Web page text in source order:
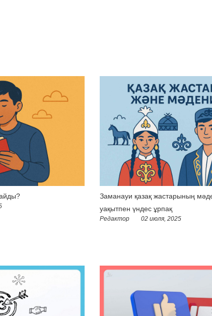
Заманауи қазақ жастарының
уақытпен үндес ұрпақ
Редактор 02 июля, 2025